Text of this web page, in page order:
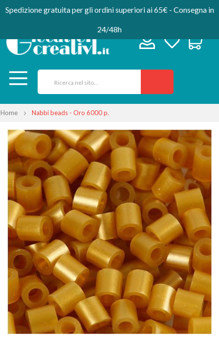
Spedizione gratuita per gli ordini superiori ai 65€ - Consegna in
24/48h
Home Nabbi beads - Oro 6000 p.
Vai
alla
fine
della
galleria
di
immagini